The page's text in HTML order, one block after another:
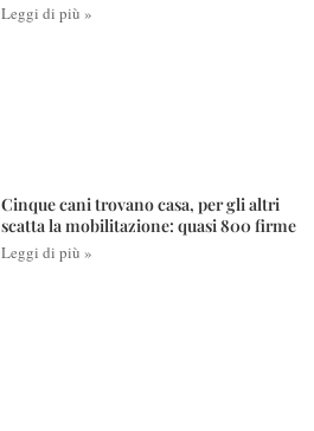
Leggi di più »
Cinque cani trovano casa, per gli altri
scatta la mobilitazione: quasi 800 firme
Leggi di più »